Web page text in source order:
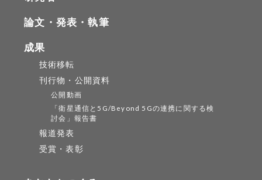
論文・発表・執筆
成果
技術移転
刊行物・公開資料
公開動画
「衛星通信と5G/Beyond 5Gの連携に関する検
討会」報告書
報道発表
受賞・表彰